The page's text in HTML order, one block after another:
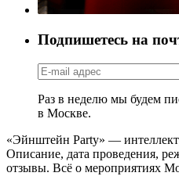
Подпишетесь на
Раз в неделю мы будем
в Москве.
«Эйнштейн Party» —
Описание, дата проведения,
отзывы. Всё о мероприятиях